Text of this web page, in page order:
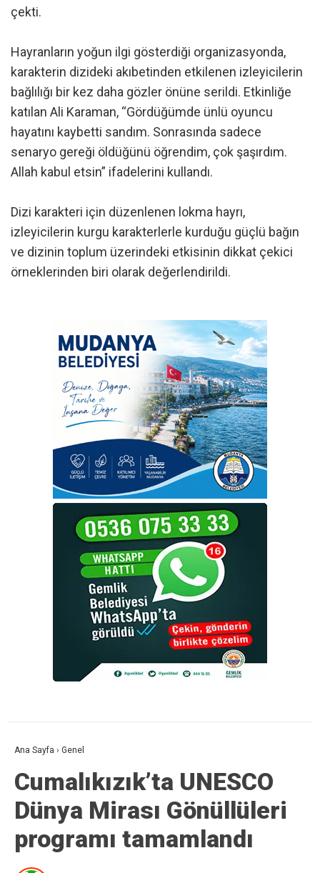
çekti.
Hayranların yoğun ilgi gösterdiği organizasyonda,
karakterin dizideki akıbetinden etkilenen izleyicilerin
bağlılığı bir kez daha gözler önüne serildi. Etkinliğe
katılan Ali Karaman, “Gördüğümde ünlü oyuncu
hayatını kaybetti sandım. Sonrasında sadece
senaryo gereği öldüğünü öğrendim, çok şaşırdım.
Allah kabul etsin” ifadelerini kullandı.
Dizi karakteri için düzenlenen lokma hayrı,
izleyicilerin kurgu karakterlerle kurduğu güçlü bağın
ve dizinin toplum üzerindeki etkisinin dikkat çekici
örneklerinden biri olarak değerlendirildi.
Ana Sayfa › Genel
Cumalıkızık’ta UNESCO
Dünya Mirası Gönüllüleri
programı tamamlandı